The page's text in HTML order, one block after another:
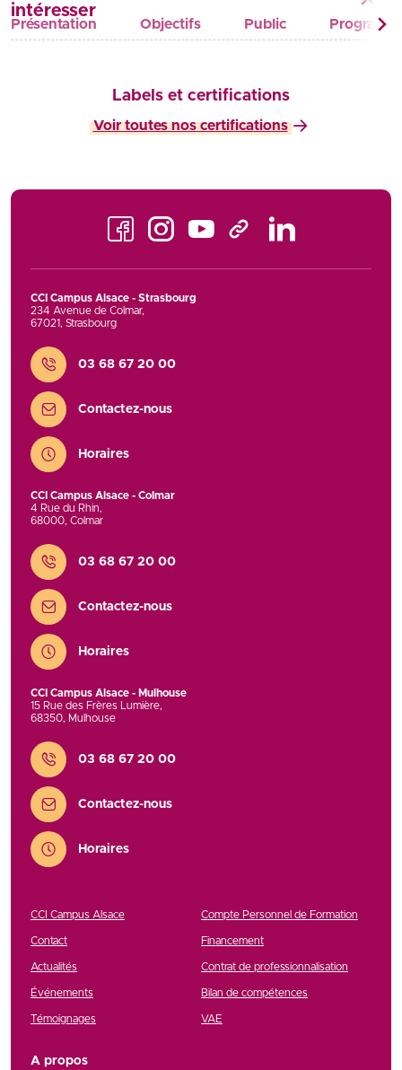
Présentation Objectifs Public
intéresser
Labels et certifications
Voir toutes nos certifications
FacebookInstagramYoutube TikTok
CCI Campus Alsace - Strasbourg
234 Avenue de Colmar,
67021, Strasbourg
Contact
03 68 67 20 00
Contactez-nous
Horaires
CCI Campus Alsace - Colmar
4 Rue du Rhin,
68000, Colmar
Contact
03 68 67 20 00
Contactez-nous
Horaires
CCI Campus Alsace - Mulhouse
15 Rue des Frères Lumière,
68350, Mulhouse
Contact
03 68 67 20 00
Contactez-nous
Horaires
CCI Campus Alsace
Contact
Actualités
Événements
Témoignages
Compte Personnel de Formation
Financement
Contrat de professionnalisation
Bilan de compétences
VAE
A propos